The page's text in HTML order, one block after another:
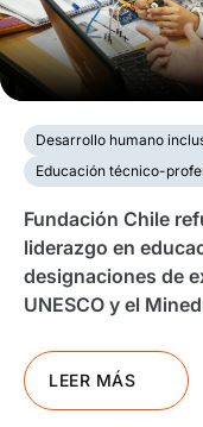
Desarrollo humano
Educación técnico-
Fundación Chile
liderazgo en
designaciones de
UNESCO y el
LEER MÁS